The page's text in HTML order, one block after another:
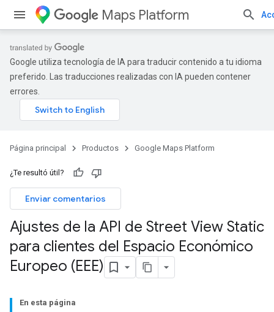
Maps Platform
Google utiliza tecnología de IA para traducir contenido a tu idioma
preferido. Las traducciones realizadas con IA pueden contener
errores.
Página principal Productos Google Maps Platform
¿Te resultó útil?
Enviar comentarios
Ajustes de la API de Street View Static
para clientes del Espacio Económico
Europeo (EEE)
En esta página